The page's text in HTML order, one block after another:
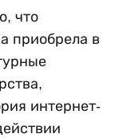
что
приобрела в
интернет-